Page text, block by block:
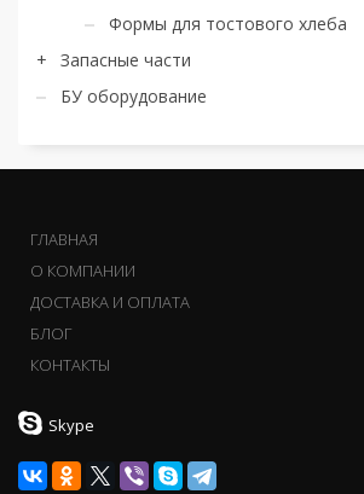
Формы для тостового хлеба
Запасные части
БУ оборудование
ГЛАВНАЯ
О КОМПАНИИ
ДОСТАВКА И ОПЛАТА
БЛОГ
КОНТАКТЫ
Skype